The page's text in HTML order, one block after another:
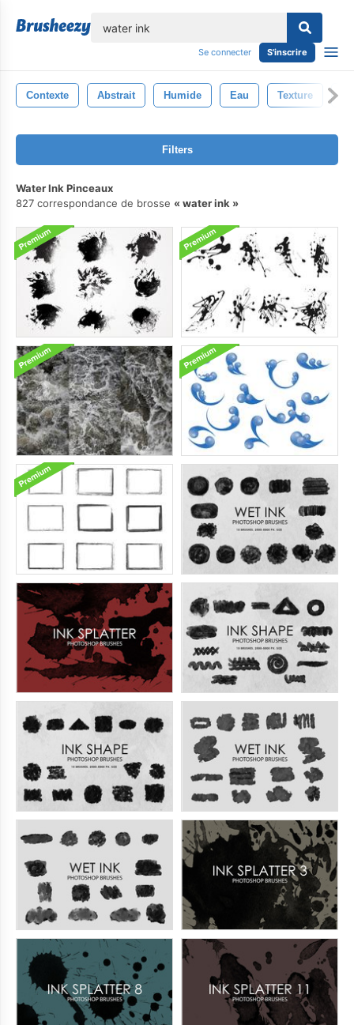
Se connecter S'inscrire
Contexte Abstrait Humide Eau Texture
Filters
Water Ink Pinceaux
827 correspondance de brosse
water ink